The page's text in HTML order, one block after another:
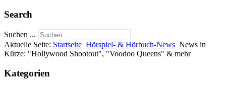
Search
Suchen ...
Aktuelle Seite: Startseite Hörspiel- & Hörbuch-News News in
Kürze: "Hollywood Shootout", "Voodoo Queens" & mehr
Kategorien